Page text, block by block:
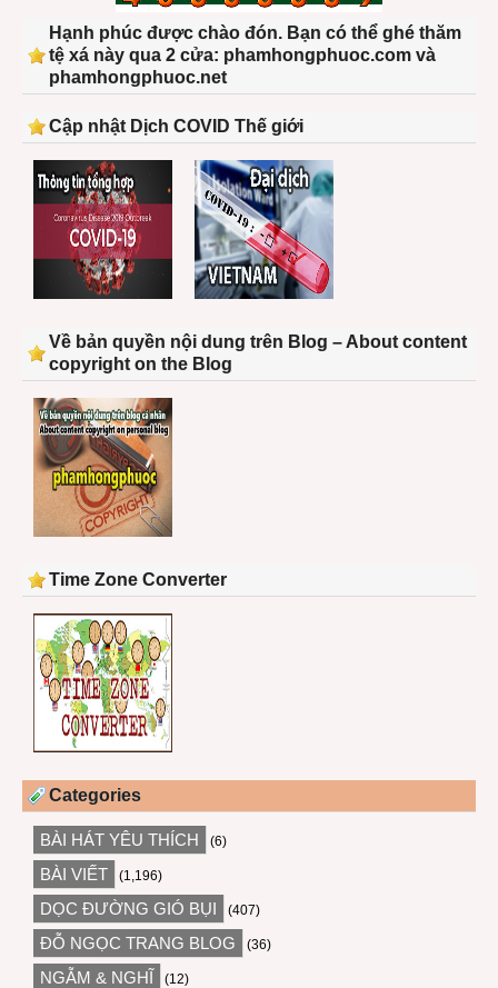
Hạnh phúc được chào đón. Bạn có thể ghé thăm
tệ xá này qua 2 cửa: phamhongphuoc.com và
phamhongphuoc.net
Cập nhật Dịch COVID Thế giới
Về bản quyền nội dung trên Blog – About content
copyright on the Blog
Time Zone Converter
Categories
BÀI HÁT YÊU THÍCH (6)
BÀI VIẾT (1,196)
DỌC ĐƯỜNG GIÓ BỤI (407)
ĐỖ NGỌC TRANG BLOG (36)
NGẪM & NGHĨ (12)